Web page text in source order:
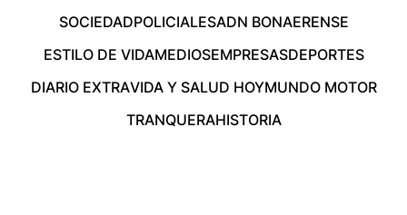
SOCIEDADPOLICIALESADN BONAERENSE
ESTILO DE VIDAMEDIOSEMPRESASDEPORTES
DIARIO EXTRAVIDA Y SALUD HOYMUNDO MOTOR
TRANQUERAHISTORIA